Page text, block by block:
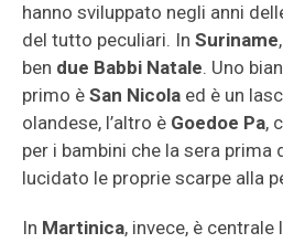
hanno sviluppato negli anni
del tutto peculiari. In Suriname
ben due Babbi Natale. Uno
primo è San Nicola ed è un
olandese, l’altro è Goedoe Pa,
per i bambini che la sera prima
lucidato le proprie scarpe alla
In Martinica, invece, è